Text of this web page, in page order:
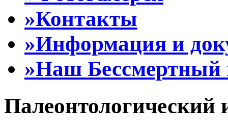
»Контакты
»Информация и
»Наш Бессмертный
Палеонтологический